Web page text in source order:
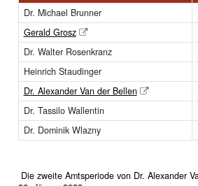
Dr. Michael Brunner
Gerald Grosz
Dr. Walter Rosenkranz
Heinrich Staudinger
Dr. Alexander Van der Bellen
Dr. Tassilo Wallentin
Dr. Dominik Wlazny
Die zweite Amtsperiode von Dr. Alexander